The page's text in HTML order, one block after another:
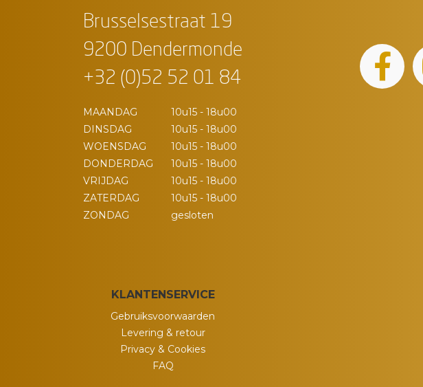
Brusselsestraat 19
9200 Dendermonde
+32 (0)52 52 01 84
MAANDAG
10u15 - 18u00
DINSDAG
10u15 - 18u00
WOENSDAG
10u15 - 18u00
DONDERDAG
10u15 - 18u00
VRIJDAG
10u15 - 18u00
ZATERDAG
10u15 - 18u00
ZONDAG
gesloten
KLANTENSERVICE
Gebruiksvoorwaarden
Levering & retour
Privacy & Cookies
FAQ